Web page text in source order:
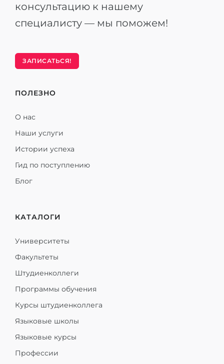
консультацию к нашему
специалисту — мы поможем!
ЗАПИСАТЬСЯ!
ПОЛЕЗНО
О нас
Наши услуги
Истории успеха
Гид по поступлению
Блог
КАТАЛОГИ
Университеты
Факультеты
Штудиенколлеги
Программы обучения
Курсы штудиенколлега
Языковые школы
Языковые курсы
Профессии